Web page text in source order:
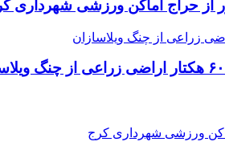
از حراج اماکن ورزشی شهرداری